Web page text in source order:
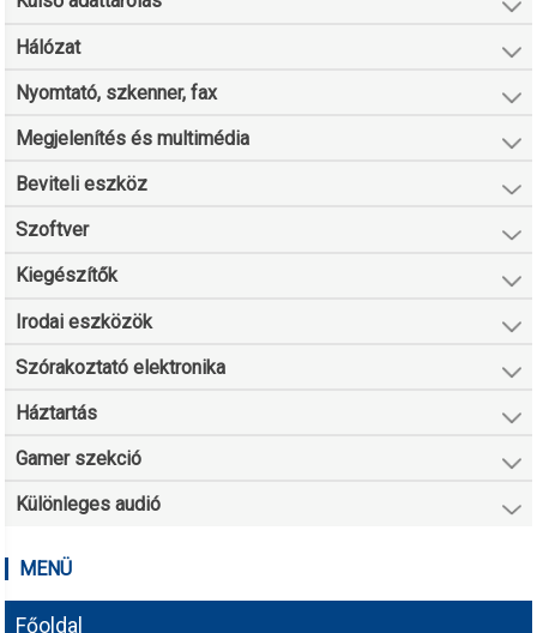
Hálózat
Nyomtató, szkenner, fax
Megjelenítés és multimédia
Beviteli eszköz
Szoftver
Kiegészítők
Irodai eszközök
Szórakoztató elektronika
Háztartás
Gamer szekció
Különleges audió
MENÜ
Főoldal